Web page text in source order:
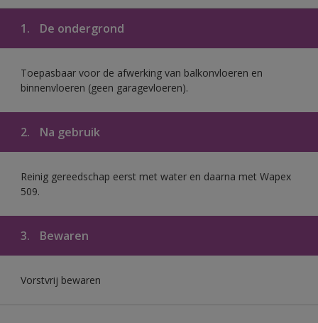
1. De ondergrond
Toepasbaar voor de afwerking van balkonvloeren en
binnenvloeren (geen garagevloeren).
2. Na gebruik
Reinig gereedschap eerst met water en daarna met Wapex
509.
3. Bewaren
Vorstvrij bewaren